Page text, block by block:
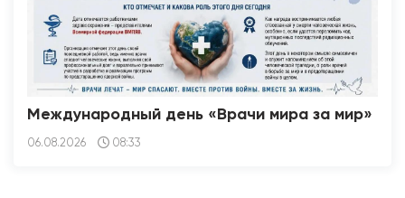
Международный день «Врачи мира за мир»
06.08.2026 08:33